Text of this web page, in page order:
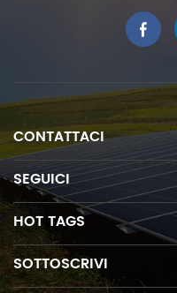
CONTATTACI
SEGUICI
HOT TAGS
SOTTOSCRIVI